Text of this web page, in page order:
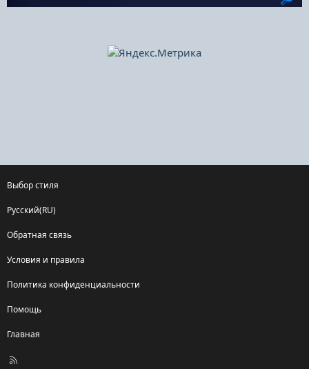
Выбор стиля
Русский(RU)
Обратная связь
Условия и правила
Политика конфиденциальности
Помощь
Главная
R